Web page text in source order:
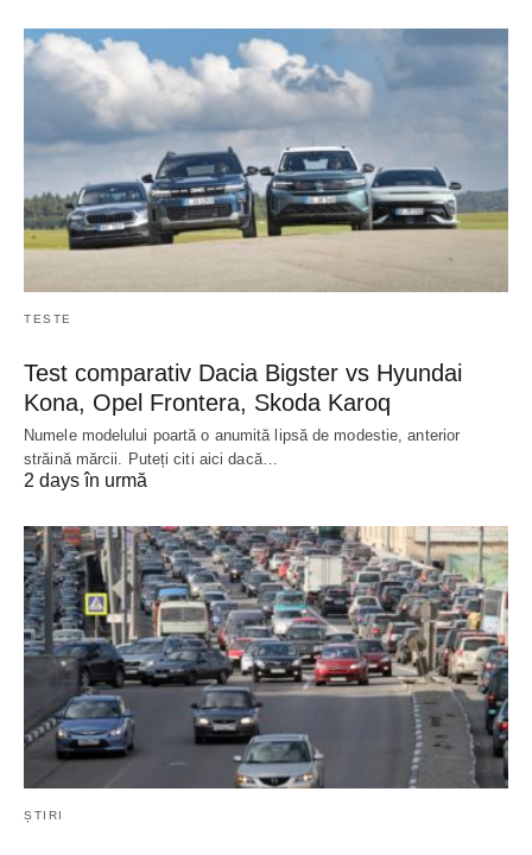
TESTE
Test comparativ Dacia Bigster vs Hyundai
Kona, Opel Frontera, Skoda Karoq
Numele modelului poartă o anumită lipsă de modestie, anterior
străină mărcii. Puteți citi aici dacă…
2 days în urmă
ȘTIRI